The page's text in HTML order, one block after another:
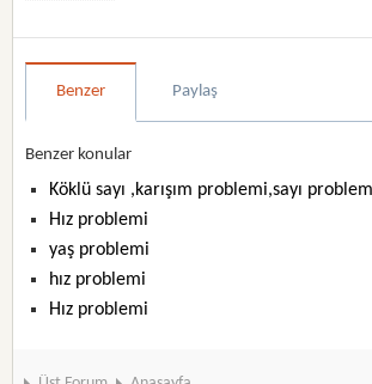
Benzer Paylaş
Benzer konular
Köklü sayı ,karışım problemi,sayı
Hız problemi
yaş problemi
hız problemi
Hız problemi